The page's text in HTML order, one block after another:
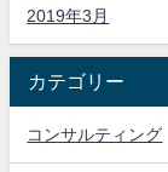
2019年3月
カテゴリー
コンサルティング